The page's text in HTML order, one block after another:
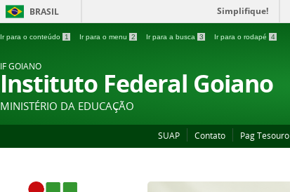
BRASIL Simplifique!
Ir para o conteúdo 1 Ir para o menu 2 Ir para a busca 3 Ir para o rodapé 4
IF GOIANO
Instituto Federal Goiano
MINISTÉRIO DA EDUCAÇÃO
SUAP Contato Pag Tesouro